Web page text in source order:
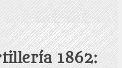
1862: